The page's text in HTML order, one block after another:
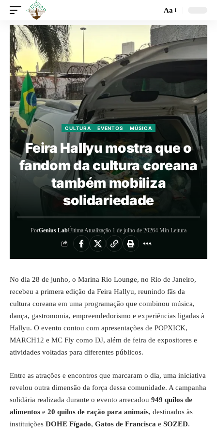
Aa
CULTURA EVENTOS MÚSICA
Feira Hallyu mostra que o
fandom da cultura coreana
também mobiliza
solidariedade
PorGenius LabÚltima Atualização 1 de julho de 20264 Min Leitura
No dia 28 de junho, o Marina Rio Lounge, no Rio de Janeiro,
recebeu a primera edição da Feira Hallyu, reunindo fãs da
cultura coreana em uma programação que combinou música,
dança, gastronomia, empreendedorismo e experiências ligadas à
Hallyu. O evento contou com apresentações de POPXICK,
MARCH12 e MC Fly como DJ, além de feira de expositores e
atividades voltadas para diferentes públicos.
Entre as atrações e encontros que marcaram o dia, uma iniciativa
revelou outra dimensão da força dessa comunidade. A campanha
solidária realizada durante o evento arrecadou 949 quilos de
alimentos e 20 quilos de ração para animais, destinados às
instituições DOHE Fígado, Gatos de Francisca e SOZED.